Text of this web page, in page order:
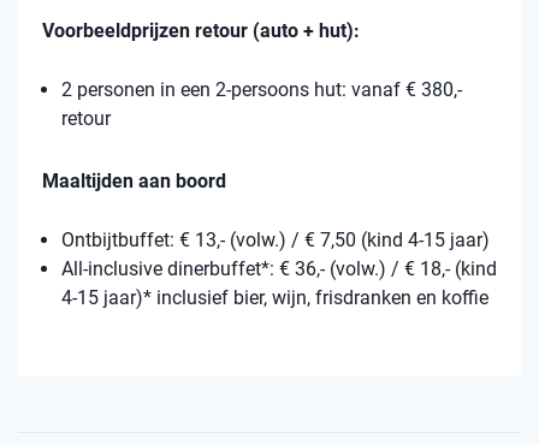
Voorbeeldprijzen retour (auto + hut):
2 personen in een 2-persoons hut: vanaf € 380,-
retour
Maaltijden aan boord
Ontbijtbuffet: € 13,- (volw.) / € 7,50 (kind 4-15 jaar)
All-inclusive dinerbuffet*: € 36,- (volw.) / € 18,- (kind
4-15 jaar)* inclusief bier, wijn, frisdranken en koffie